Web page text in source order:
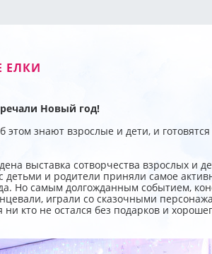
ЕЛКИ
Новый год!
знают взрослые и дети, и
выставка сотворчества взрослых и
детьми и родители приняли самое
Но самым долгожданным событием,
играли со сказочными
кто не остался без подарков и